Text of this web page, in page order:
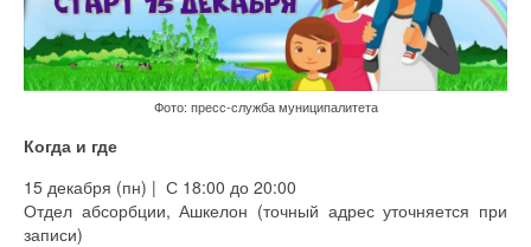
Фото: пресс-служба муниципалитета
Когда и где
15 декабря (пн) | С 18:00 до 20:00
Отдел абсорбции, Ашкелон (точный адрес уточняется при
записи)